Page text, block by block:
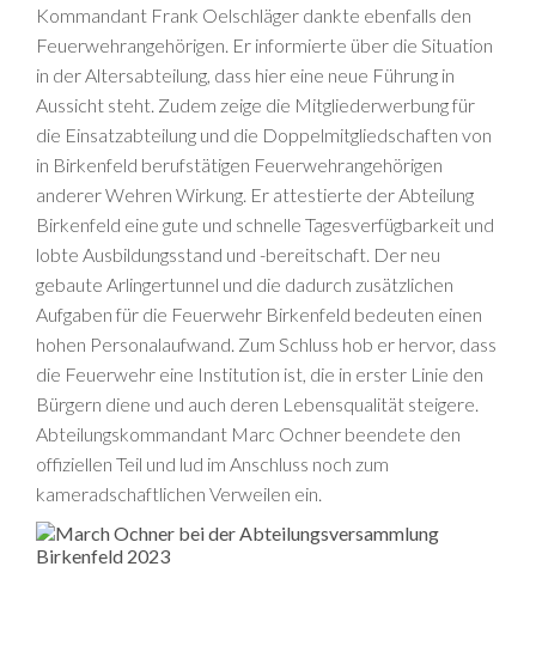
Kommandant Frank Oelschläger dankte ebenfalls den
Feuerwehrangehörigen. Er informierte über die Situation
in der Altersabteilung, dass hier eine neue Führung in
Aussicht steht. Zudem zeige die Mitgliederwerbung für
die Einsatzabteilung und die Doppelmitgliedschaften von
in Birkenfeld berufstätigen Feuerwehrangehörigen
anderer Wehren Wirkung. Er attestierte der Abteilung
Birkenfeld eine gute und schnelle Tagesverfügbarkeit und
lobte Ausbildungsstand und -bereitschaft. Der neu
gebaute Arlingertunnel und die dadurch zusätzlichen
Aufgaben für die Feuerwehr Birkenfeld bedeuten einen
hohen Personalaufwand. Zum Schluss hob er hervor, dass
die Feuerwehr eine Institution ist, die in erster Linie den
Bürgern diene und auch deren Lebensqualität steigere.
Abteilungskommandant Marc Ochner beendete den
offiziellen Teil und lud im Anschluss noch zum
kameradschaftlichen Verweilen ein.